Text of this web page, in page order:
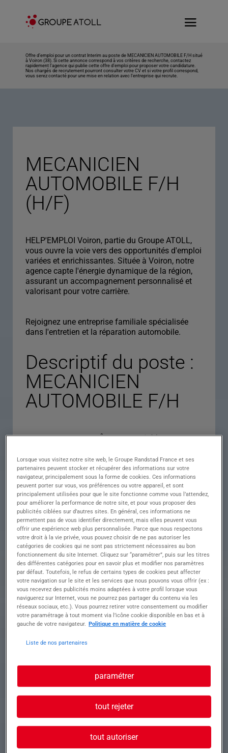
Offre d’emploi pour un contrat Interim au poste de MECANICIEN AUTOMOBILE F/H situé
à Voiron (38). Si cette annonce correspond à vos critères de recherche, contactez
rapidement l’agence qui publie cette offre d’emploi pour proposer votre candidature.
Nos chargés de recrutement pourront consulter votre CV et si votre profil correspond,
vous serez contacté pour une mise en relation avec l’entreprise qui recrute.
MECANICIEN
AUTOMOBILE F/H
(H/F)
HELP'EMPLOI Voiron, partie du Groupe ATOLL,
vous ouvre la voie vers des opportunités d'emploi
variées et enrichissantes. Située à Voiron, notre
agence capte l'énergie dynamique de la région,
assurant un accompagnement personnalisé et
valorisant pour votre carrière.
Rejoignez une entreprise familiale spécialisée
dans l'entretien et la réparation automobile.
Descriptif du poste :
MECANICIEN
AUTOMOBILE F/H
Descriptif du poste : Êtes-vous prêt(e) à
Mécanicien Automobile F/H du lundi au vendredi
?
Rejoignez notre équipe dynamique pour assurer
l'entretien et la réparation quotidienne de
véhicules dans un environnement stimulant
• Réaliser des diagnostics précis pour identifier
les dysfonctionnements des véhicules
• Procéder à l'entretien régulier des véhicules,
incluant les vidanges et les contrôles techniques
• Effectuer des réparations mécaniques variées
pour garantir le bon fonctionnement des
véhicules
• Conseiller les clients sur l'entretien de leur
véhicule et les réparations nécessaires
• Collaborer avec l'équipe pour optimiser les
opérations d'atelier et améliorer le service client
Profil recherché
Formation et expérience Nous recherchons un(e)
Mécanicien(ne) Automobile F/H passionné(e) par
l'automobile, prêt(e) à relever de nouveaux défis
du lundi au vendredi.
• Excellente compréhension des systèmes
Lorsque vous visitez notre site web, le Groupe Randstad France et ses
partenaires peuvent stocker et récupérer des informations sur votre
navigateur, principalement sous la forme de cookies. Ces informations
peuvent porter sur vous, vos préférences ou votre appareil, et sont
principalement utilisées pour que le site fonctionne comme vous l’attendez,
pour améliorer la performance de notre site, et pour vous proposer des
publicités ciblées sur d’autres sites. En général, ces informations ne
permettent pas de vous identifier directement, mais elles peuvent vous
offrir une expérience web plus personnalisée. Parce que nous respectons
votre droit à la vie privée, vous pouvez choisir de ne pas autoriser les
catégories de cookies qui ne sont pas strictement nécessaires au bon
fonctionnement du site Internet. Cliquez sur “paramétrer”, puis sur les titres
des différentes catégories pour en savoir plus et modifier nos paramètres
par défaut. Toutefois, le refus de certains types de cookies peut affecter
votre navigation sur le site et les services que nous pouvons vous offrir (ex :
vous recevrez des publicités moins adaptées à votre profil lorsque vous
naviguerez sur Internet, vous ne pourrez pas partager du contenu via les
réseaux sociaux, etc.). Vous pourrez retirer votre consentement ou modifier
votre paramétrage à tout moment via l’icône cookie disponible en bas et à
gauche de votre navigateur. Politique en matière de cookie
Liste de nos partenaires
paramétrer
tout rejeter
tout autoriser